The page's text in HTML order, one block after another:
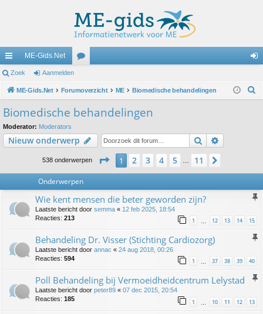
ne
lle
lin
ks
ME-Gids.Net
u m
Zoek Aanmelden
ME-Gids.Net Forumoverzicht ME Biomedische behandelingen
Biomedische behandelingen
Moderator: Moderators
Nieuw onderwerp Zoek
538 onderwerpen Pagina van11
1 2 3 4 5 11
Onderwerpen
Wie kent mensen die beter geworden zijn?
Laatste bericht door semma « 12 feb 2025, 18:54
Reacties: 213 1 … 12 13 14 15
Behandeling Dr. Visser (Stichting Cardiozorg)
Laatste bericht door annac « 24 aug 2018, 00:26
Reacties: 594 1 … 37 38 39 40
Poll Behandeling bij Vermoeidheidcentrum Lelystad
Laatste bericht door peter89 « 07 dec 2015, 20:54
Reacties: 185 1 10 11 12 13